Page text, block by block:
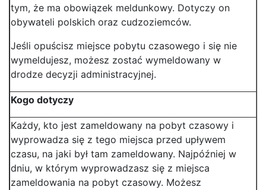
tym, że ma obowiązek meldunkowy. Dotyczy on
obywateli polskich oraz cudzoziemców.
Jeśli opuścisz miejsce pobytu czasowego i się nie
wymeldujesz, możesz zostać wymeldowany w
drodze decyzji administracyjnej.
Kogo dotyczy
Każdy, kto jest zameldowany na pobyt czasowy i
wyprowadza się z tego miejsca przed upływem
czasu, na jaki był tam zameldowany. Najpóźniej w
dniu, w którym wyprowadzasz się z miejsca
zameldowania na pobyt czasowy. Możesz